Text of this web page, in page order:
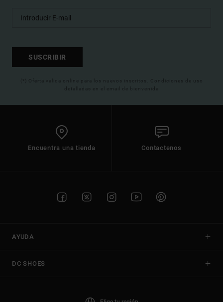
SUSCRIBIR
(*) Oferta valida online para los nuevos inscritos. Condiciones de uso
detalladas en el email de bienvenida
Encuentra una tienda Contactenos
AYUDA
DC SHOES